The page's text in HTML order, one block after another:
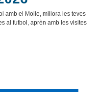
amb el Molle, millora les teves
al futbol, aprèn amb les visites